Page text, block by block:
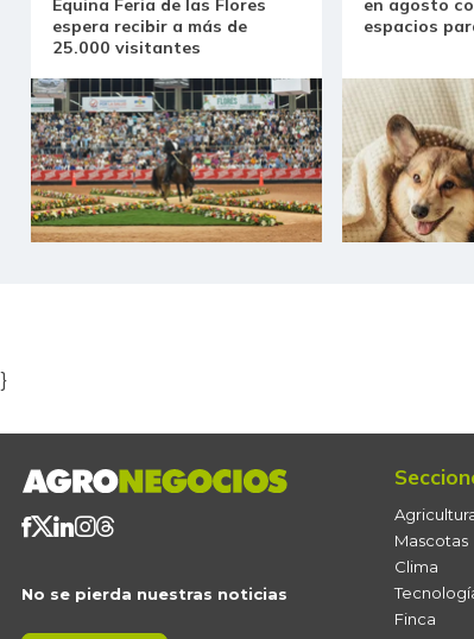
Equina Feria de las Flores
espera recibir a más de
25.000 visitantes
en agosto
espacios
}
No se pierda nuestras noticias
Mascotas
Clima
Finca